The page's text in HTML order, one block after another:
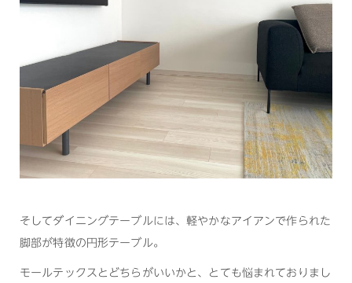
そしてダイニングテーブルには、軽やかなアイアンで作られた
脚部が特徴の円形テーブル。
モールテックスとどちらがいいかと、とても悩まれておりまし